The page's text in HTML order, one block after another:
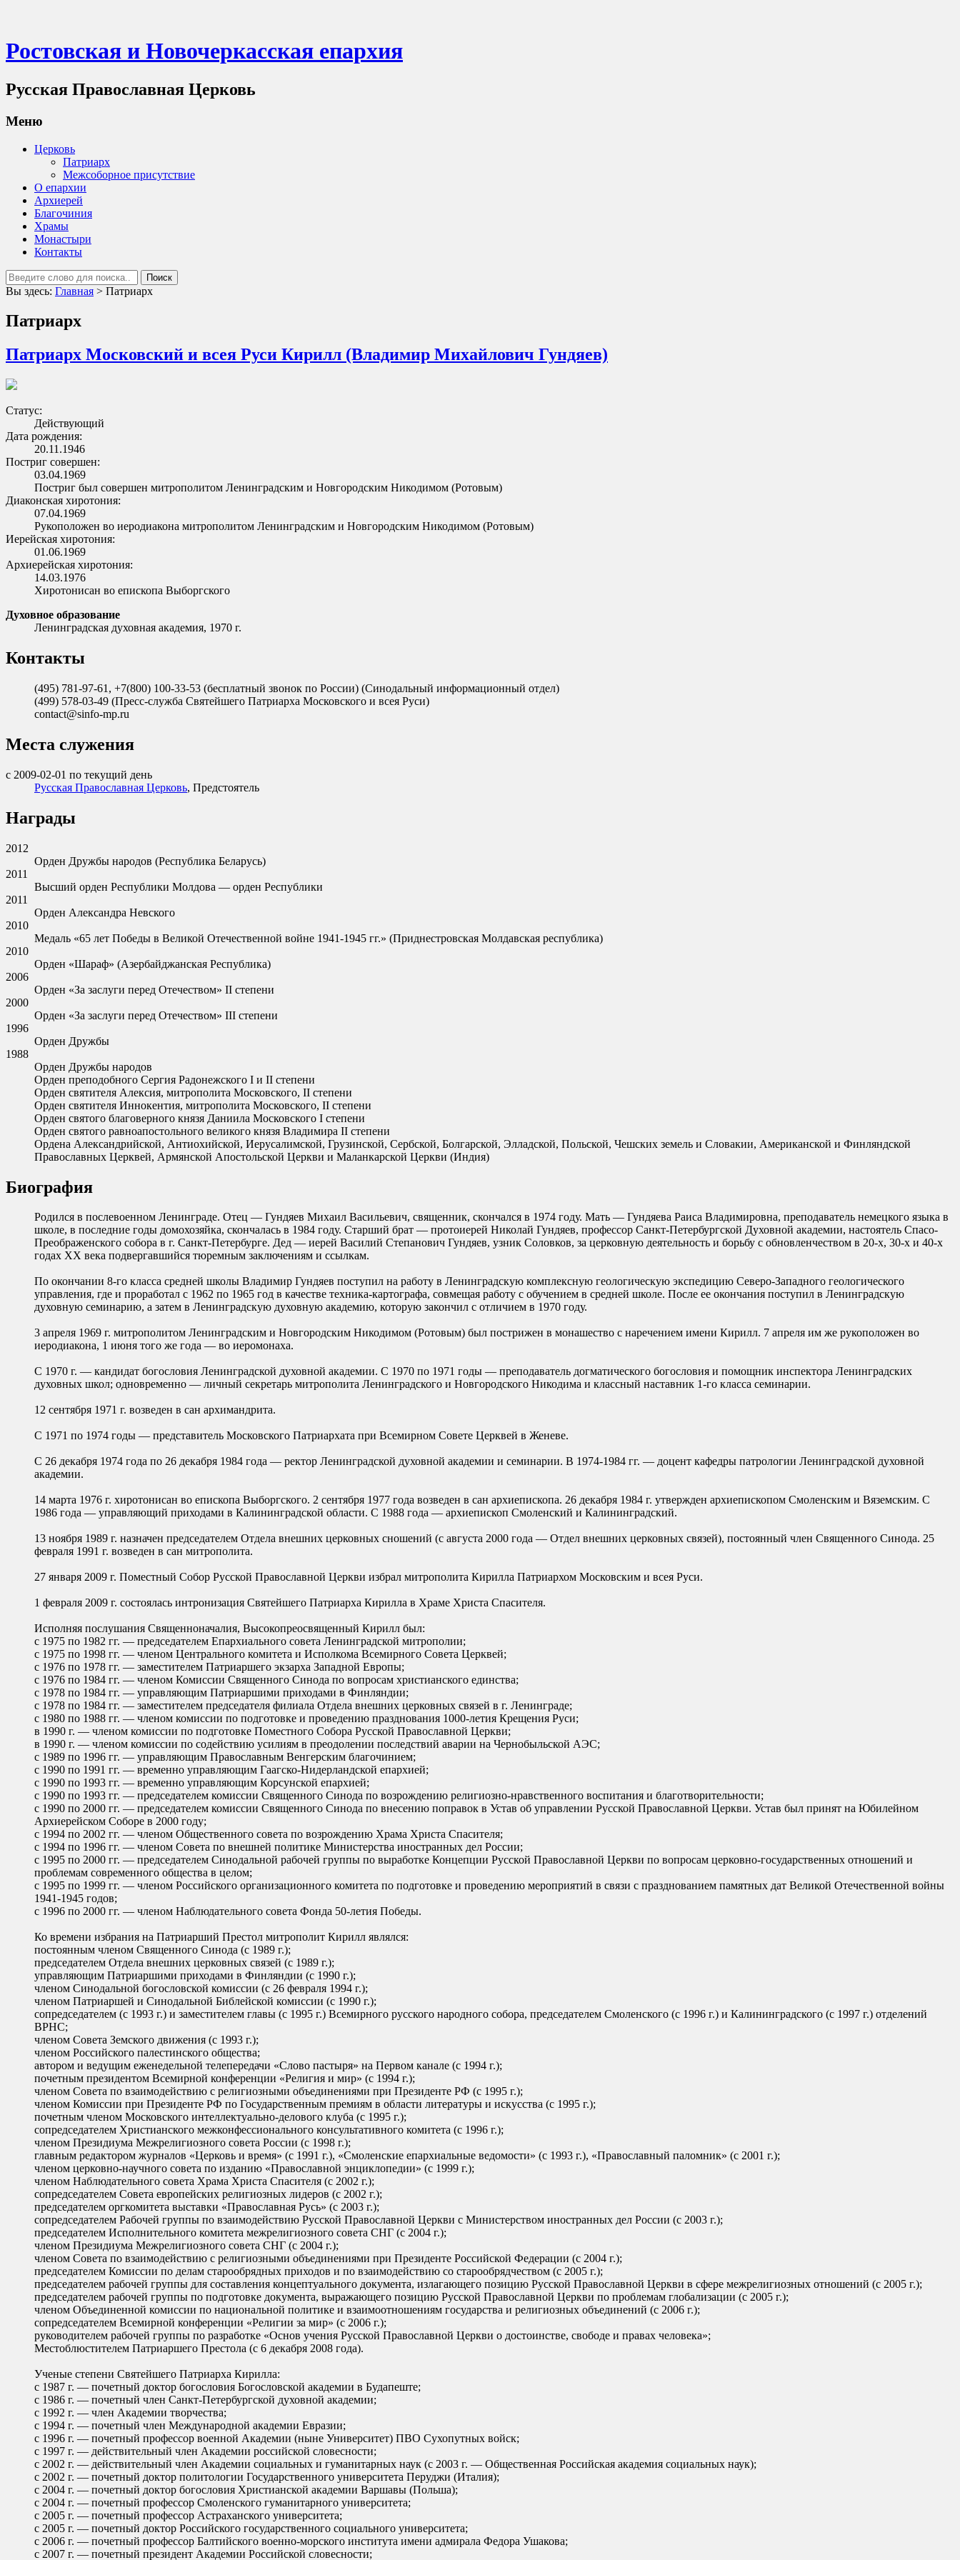
Ростовская и Новочеркасская епархия
Русская Православная Церковь
Меню
Церковь
Патриарх
Межсоборное присутствие
О епархии
Архиерей
Благочиния
Храмы
Монастыри
Контакты
Вы здесь: Главная > Патриарх
Патриарх
Патриарх Московский и всея Руси Кирилл (Владимир Михайлович Гундяев)
Статус:
Действующий
Дата рождения:
20.11.1946
Постриг совершен:
03.04.1969
Постриг был совершен митрополитом Ленинградским и Новгородским Никодимом (Ротовым)
Диаконская хиротония:
07.04.1969
Рукоположен во иеродиакона митрополитом Ленинградским и Новгородским Никодимом (Ротовым)
Иерейская хиротония:
01.06.1969
Архиерейская хиротония:
14.03.1976
Хиротонисан во епископа Выборгского
Духовное образование
Ленинградская духовная академия, 1970 г.
Контакты
(495) 781-97-61, +7(800) 100-33-53 (бесплатный звонок по России) (Синодальный информационный отдел)
(499) 578-03-49 (Пресс-служба Святейшего Патриарха Московского и всея Руси)
contact@sinfo-mp.ru
Места служения
с 2009-02-01 по текущий день
Русская Православная Церковь, Предстоятель
Награды
2012
Орден Дружбы народов (Республика Беларусь)
2011
Высший орден Республики Молдова — орден Республики
2011
Орден Александра Невского
2010
Медаль «65 лет Победы в Великой Отечественной войне 1941-1945 гг.» (Приднестровская Молдавская республика)
2010
Орден «Шараф» (Азербайджанская Республика)
2006
Орден «За заслуги перед Отечеством» II степени
2000
Орден «За заслуги перед Отечеством» III степени
1996
Орден Дружбы
1988
Орден Дружбы народов
Орден преподобного Сергия Радонежского I и II степени
Орден святителя Алексия, митрополита Московского, II степени
Орден святителя Иннокентия, митрополита Московского, II степени
Орден святого благоверного князя Даниила Московского I степени
Орден святого равноапостольного великого князя Владимира II степени
Ордена Александрийской, Антиохийской, Иерусалимской, Грузинской, Сербской, Болгарской, Элладской, Польской, Чешских земель и Словакии, Американской и Финляндской
Православных Церквей, Армянской Апостольской Церкви и Маланкарской Церкви (Индия)
Биография
Родился в послевоенном Ленинграде. Отец — Гундяев Михаил Васильевич, священник, скончался в 1974 году. Мать — Гундяева Раиса Владимировна, преподаватель немецкого языка в
школе, в последние годы домохозяйка, скончалась в 1984 году. Старший брат — протоиерей Николай Гундяев, профессор Санкт-Петербургской Духовной академии, настоятель Спасо-
Преображенского собора в г. Санкт-Петербурге. Дед — иерей Василий Степанович Гундяев, узник Соловков, за церковную деятельность и борьбу с обновленчеством в 20-х, 30-х и 40-х
годах ХХ века подвергавшийся тюремным заключениям и ссылкам.
По окончании 8-го класса средней школы Владимир Гундяев поступил на работу в Ленинградскую комплексную геологическую экспедицию Северо-Западного геологического
управления, где и проработал с 1962 по 1965 год в качестве техника-картографа, совмещая работу с обучением в средней школе. После ее окончания поступил в Ленинградскую
духовную семинарию, а затем в Ленинградскую духовную академию, которую закончил с отличием в 1970 году.
3 апреля 1969 г. митрополитом Ленинградским и Новгородским Никодимом (Ротовым) был пострижен в монашество с наречением имени Кирилл. 7 апреля им же рукоположен во
иеродиакона, 1 июня того же года — во иеромонаха.
С 1970 г. — кандидат богословия Ленинградской духовной академии. С 1970 по 1971 годы — преподаватель догматического богословия и помощник инспектора Ленинградских
духовных школ; одновременно — личный секретарь митрополита Ленинградского и Новгородского Никодима и классный наставник 1-го класса семинарии.
12 сентября 1971 г. возведен в сан архимандрита.
С 1971 по 1974 годы — представитель Московского Патриархата при Всемирном Совете Церквей в Женеве.
С 26 декабря 1974 года по 26 декабря 1984 года — ректор Ленинградской духовной академии и семинарии. В 1974-1984 гг. — доцент кафедры патрологии Ленинградской духовной
академии.
14 марта 1976 г. хиротонисан во епископа Выборгского. 2 сентября 1977 года возведен в сан архиепископа. 26 декабря 1984 г. утвержден архиепископом Смоленским и Вяземским. С
1986 года — управляющий приходами в Калининградской области. С 1988 года — архиепископ Смоленский и Калининградский.
13 ноября 1989 г. назначен председателем Отдела внешних церковных сношений (с августа 2000 года — Отдел внешних церковных связей), постоянный член Священного Синода. 25
февраля 1991 г. возведен в сан митрополита.
27 января 2009 г. Поместный Собор Русской Православной Церкви избрал митрополита Кирилла Патриархом Московским и всея Руси.
1 февраля 2009 г. состоялась интронизация Святейшего Патриарха Кирилла в Храме Христа Спасителя.
Исполняя послушания Священноначалия, Высокопреосвященный Кирилл был:
с 1975 по 1982 гг. — председателем Епархиального совета Ленинградской митрополии;
с 1975 по 1998 гг. — членом Центрального комитета и Исполкома Всемирного Совета Церквей;
с 1976 по 1978 гг. — заместителем Патриаршего экзарха Западной Европы;
с 1976 по 1984 гг. — членом Комиссии Священного Синода по вопросам христианского единства;
c 1978 по 1984 гг. — управляющим Патриаршими приходами в Финляндии;
с 1978 по 1984 гг. — заместителем председателя филиала Отдела внешних церковных связей в г. Ленинграде;
с 1980 по 1988 гг. — членом комиссии по подготовке и проведению празднования 1000-летия Крещения Руси;
в 1990 г. — членом комиссии по подготовке Поместного Собора Русской Православной Церкви;
в 1990 г. — членом комиссии по содействию усилиям в преодолении последствий аварии на Чернобыльской АЭС;
с 1989 по 1996 гг. — управляющим Православным Венгерским благочинием;
с 1990 по 1991 гг. — временно управляющим Гаагско-Нидерландской епархией;
с 1990 по 1993 гг. — временно управляющим Корсунской епархией;
с 1990 по 1993 гг. — председателем комиссии Священного Синода по возрождению религиозно-нравственного воспитания и благотворительности;
с 1990 по 2000 гг. — председателем комиссии Священного Синода по внесению поправок в Устав об управлении Русской Православной Церкви. Устав был принят на Юбилейном
Архиерейском Соборе в 2000 году;
с 1994 по 2002 гг. — членом Общественного совета по возрождению Храма Христа Спасителя;
с 1994 по 1996 гг. — членом Совета по внешней политике Министерства иностранных дел России;
с 1995 по 2000 гг. — председателем Синодальной рабочей группы по выработке Концепции Русской Православной Церкви по вопросам церковно-государственных отношений и
проблемам современного общества в целом;
с 1995 по 1999 гг. — членом Российского организационного комитета по подготовке и проведению мероприятий в связи с празднованием памятных дат Великой Отечественной войны
1941-1945 годов;
с 1996 по 2000 гг. — членом Наблюдательного совета Фонда 50-летия Победы.
Ко времени избрания на Патриарший Престол митрополит Кирилл являлся:
постоянным членом Священного Синода (с 1989 г.);
председателем Отдела внешних церковных связей (с 1989 г.);
управляющим Патриаршими приходами в Финляндии (с 1990 г.);
членом Синодальной богословской комиссии (с 26 февраля 1994 г.);
членом Патриаршей и Синодальной Библейской комиссии (с 1990 г.);
сопредседателем (с 1993 г.) и заместителем главы (с 1995 г.) Всемирного русского народного собора, председателем Смоленского (с 1996 г.) и Калининградского (с 1997 г.) отделений
ВРНС;
членом Совета Земского движения (с 1993 г.);
членом Российского палестинского общества;
автором и ведущим еженедельной телепередачи «Слово пастыря» на Первом канале (с 1994 г.);
почетным президентом Всемирной конференции «Религия и мир» (с 1994 г.);
членом Совета по взаимодействию с религиозными объединениями при Президенте РФ (с 1995 г.);
членом Комиссии при Президенте РФ по Государственным премиям в области литературы и искусства (с 1995 г.);
почетным членом Московского интеллектуально-делового клуба (с 1995 г.);
сопредседателем Христианского межконфессионального консультативного комитета (с 1996 г.);
членом Президиума Межрелигиозного совета России (с 1998 г.);
главным редактором журналов «Церковь и время» (с 1991 г.), «Смоленские епархиальные ведомости» (с 1993 г.), «Православный паломник» (с 2001 г.);
членом церковно-научного совета по изданию «Православной энциклопедии» (с 1999 г.);
членом Наблюдательного совета Храма Христа Спасителя (с 2002 г.);
сопредседателем Совета европейских религиозных лидеров (с 2002 г.);
председателем оргкомитета выставки «Православная Русь» (с 2003 г.);
сопредседателем Рабочей группы по взаимодействию Русской Православной Церкви с Министерством иностранных дел России (с 2003 г.);
председателем Исполнительного комитета межрелигиозного совета СНГ (с 2004 г.);
членом Президиума Межрелигиозного совета СНГ (с 2004 г.);
членом Совета по взаимодействию с религиозными объединениями при Президенте Российской Федерации (с 2004 г.);
председателем Комиссии по делам старообрядных приходов и по взаимодействию со старообрядчеством (с 2005 г.);
председателем рабочей группы для составления концептуального документа, излагающего позицию Русской Православной Церкви в сфере межрелигиозных отношений (с 2005 г.);
председателем рабочей группы по подготовке документа, выражающего позицию Русской Православной Церкви по проблемам глобализации (с 2005 г.);
членом Объединенной комиссии по национальной политике и взаимоотношениям государства и религиозных объединений (с 2006 г.);
сопредседателем Всемирной конференции «Религии за мир» (с 2006 г.);
руководителем рабочей группы по разработке «Основ учения Русской Православной Церкви о достоинстве, свободе и правах человека»;
Местоблюстителем Патриаршего Престола (с 6 декабря 2008 года).
Ученые степени Святейшего Патриарха Кирилла:
с 1987 г. — почетный доктор богословия Богословской академии в Будапеште;
с 1986 г. — почетный член Санкт-Петербургской духовной академии;
с 1992 г. — член Академии творчества;
с 1994 г. — почетный член Международной академии Евразии;
с 1996 г. — почетный профессор военной Академии (ныне Университет) ПВО Сухопутных войск;
с 1997 г. — действительный член Академии российской словесности;
с 2002 г. — действительный член Академии социальных и гуманитарных наук (с 2003 г. — Общественная Российская академия социальных наук);
с 2002 г. — почетный доктор политологии Государственного университета Перуджи (Италия);
с 2004 г. — почетный доктор богословия Христианской академии Варшавы (Польша);
с 2004 г. — почетный профессор Смоленского гуманитарного университета;
с 2005 г. — почетный профессор Астраханского университета;
с 2005 г. — почетный доктор Российского государственного социального университета;
с 2006 г. — почетный профессор Балтийского военно-морского института имени адмирала Федора Ушакова;
с 2007 г. — почетный президент Академии Российской словесности;